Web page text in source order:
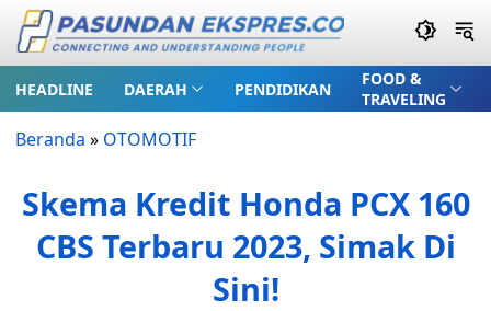
HEADLINE DAERAH PENDIDIKAN
FOOD &
TRAVELING
Beranda » OTOMOTIF
Skema Kredit Honda PCX 160
CBS Terbaru 2023, Simak Di
Sini!